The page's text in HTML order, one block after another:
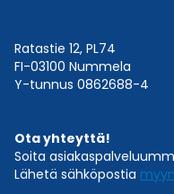
Ratastie 12, PL74
FI-03100 Nummela
Y-tunnus 0862688-4
Ota yhteyttä!
Soita
Lähetä sähköpostia